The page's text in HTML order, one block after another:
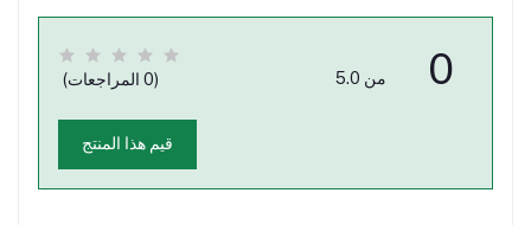
0 من 5.0 (0 المراجعات)
قيم هذا المنتج